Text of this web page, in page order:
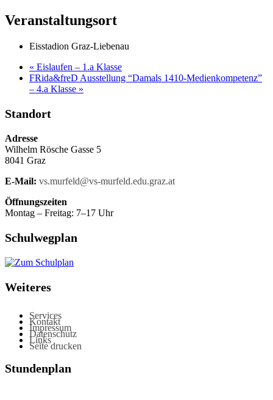
Veranstaltungsort
Eisstadion Graz-Liebenau
« Eislaufen – 1.a Klasse
FRida&freD Ausstellung “Damals 1410-Medienkompetenz”
– 4.a Klasse »
Standort
Adresse
Wilhelm Rösche Gasse 5
8041 Graz
E-Mail: vs.murfeld@vs-murfeld.edu.graz.at
Öffnungszeiten
Montag – Freitag: 7–17 Uhr
Schulwegplan
Weiteres
Services
Kontakt
Impressum
Datenschutz
Links
Seite drucken
Stundenplan